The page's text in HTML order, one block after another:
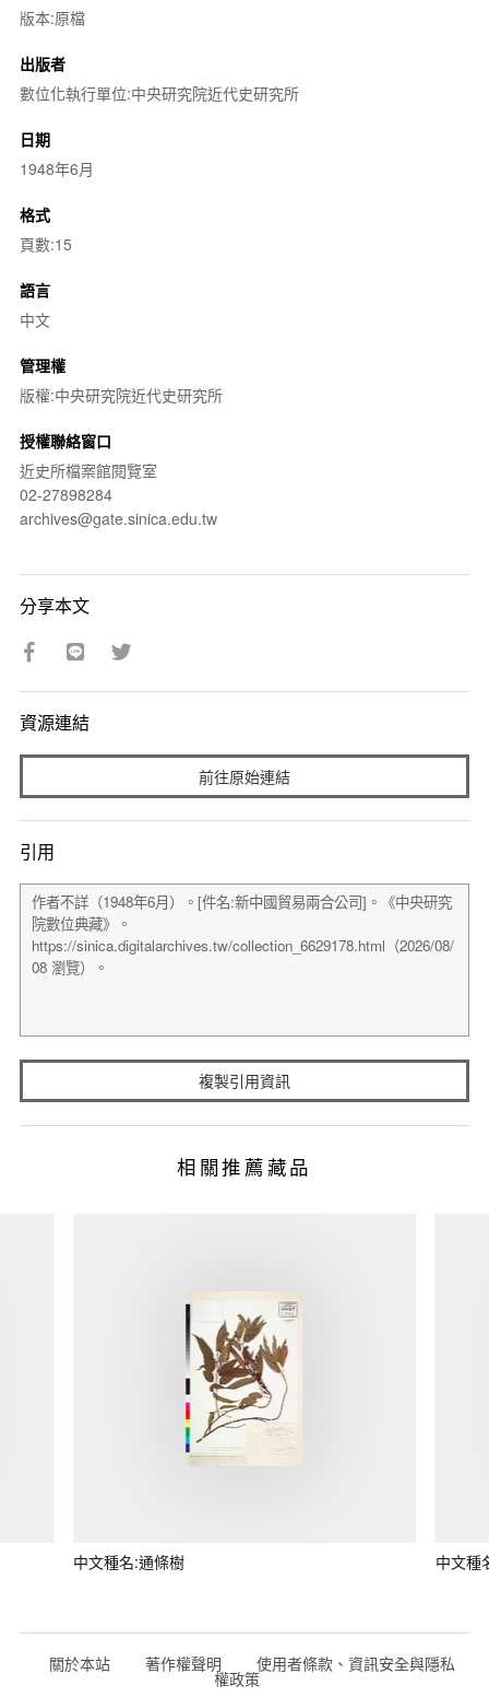
版本:原檔
出版者
數位化執行單位:中央研究院近代史研究所
日期
1948年6月
格式
頁數:15
語言
中文
管理權
版權:中央研究院近代史研究所
授權聯絡窗口
近史所檔案館閱覽室
02-27898284
archives@gate.sinica.edu.tw
分享本文
資源連結
前往原始連結
引用
複製引用資訊
相關推薦藏品
中文種名:通條樹 中文種
關於本站 著作權聲明 使用者條款、資訊安全與隱私
權政策